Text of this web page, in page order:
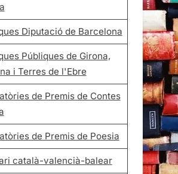
Diputació de Barcelona
Públiques de Girona,
i Terres de l'Ebre
de Premis de Contes
de Premis de Poesia
català-valencià-balear